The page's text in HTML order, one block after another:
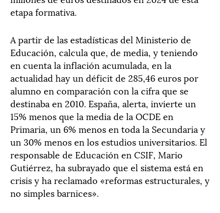
etapa formativa.
A partir de las estadísticas del Ministerio de
Educación, calcula que, de media, y teniendo
en cuenta la inflación acumulada, en la
actualidad hay un déficit de 285,46 euros por
alumno en comparación con la cifra que se
destinaba en 2010. España, alerta, invierte un
15% menos que la media de la OCDE en
Primaria, un 6% menos en toda la Secundaria y
un 30% menos en los estudios universitarios. El
responsable de Educación en CSIF, Mario
Gutiérrez, ha subrayado que el sistema está en
crisis y ha reclamado «reformas estructurales, y
no simples barnices».